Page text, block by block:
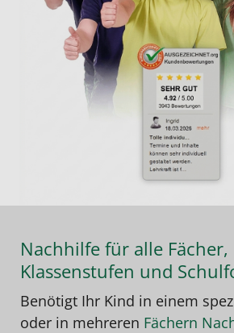
Nachhilfe für alle Fächer,
Klassenstufen und
Benötigt Ihr Kind in einem
oder in mehreren Fächern